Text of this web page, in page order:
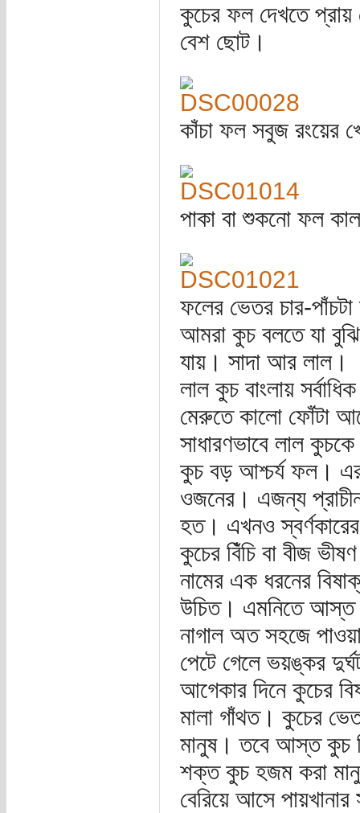
কুচের ফল দেখতে প্রায়
বেশ ছোট।
কাঁচা ফল সবুজ রংয়ের
পাকা বা শুকনো ফল
ফলের ভেতর চার-
আমরা কুচ বলতে যা
যায়। সাদা আর লাল।
লাল কুচ বাংলায়
মেরুতে কালো ফোঁটা
সাধারণভাবে লাল
কুচ বড় আশ্চর্য ফল। এর
ওজনের। এজন্য
হত। এখনও
কুচের বিঁচি বা বীজ
নামের এক ধরনের
উচিত। এমনিতে আস্ত
নাগাল অত সহজে
পেটে গেলে ভয়ঙ্কর
আগেকার দিনে কুচের
মালা গাঁথত। কুচের
মানুষ। তবে আস্ত কুচ
শক্ত কুচ হজম করা
বেরিয়ে আসে পায়খানার